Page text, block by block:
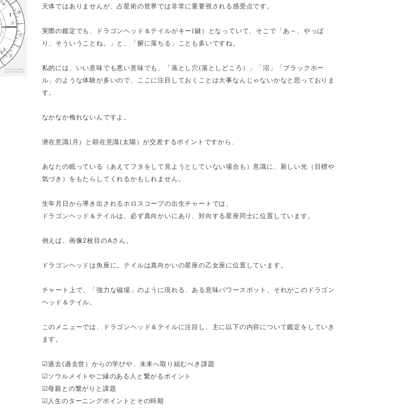
天体ではありませんが、占星術の世界では非常に重要視される感受点です。
実際の鑑定でも、ドラゴンヘッド＆テイルがキー(鍵）となっていて、そこで「あ～、やっぱ
り、そういうことね。」と、「腑に落ちる」ことも多いですね。
私的には、いい意味でも悪い意味でも、「落とし穴(落としどころ）」「沼」「ブラックホー
ル」のような体験が多いので、ここに注目しておくことは大事なんじゃないかなと思っておりま
す。
なかなか侮れないんですよ。
潜在意識(月）と顕在意識(太陽）が交差するポイントですから、
あなたの眠っている（あえてフタをして見ようとしていない場合も）意識に、新しい光（目標や
気づき）をもたらしてくれるかもしれません。
生年月日から導き出されるホロスコープの出生チャートでは、
ドラゴンヘッド＆テイルは、必ず真向かいにあり、対向する星座同士に位置しています。
例えば、画像2枚目のAさん。
ドラゴンヘッドは魚座に。テイルは真向かいの星座の乙女座に位置しています。
チャート上で、「強力な磁場」のように現れる、ある意味パワースポット、それがこのドラゴン
ヘッド＆テイル。
このメニューでは、ドラゴンヘッド＆テイルに注目し、主に以下の内容について鑑定をしていき
ます。
☑過去(過去世）からの学びや、未来へ取り組むべき課題
☑ソウルメイトやご縁のある人と繋がるポイント
☑母親との繋がりと課題
☑人生のターニングポイントとその時期